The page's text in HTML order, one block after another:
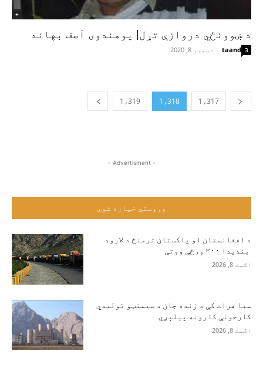
+
د ښوونځي دروازې تړل| پوهندوی آصف بهاند
taand
- دسمبر 8, 2020 3
1،317 1،318 1،319
- Advertisment -
وروستي خپاره شوي
د افغانستان او پاکستان ترمنځ د لارود
بندېدا ۳۰۰ ورځې ووتې
اګست 8, 2026
سبا هرات کې د زنده جان د سیمنټو تولیدي
کارخونې کارونه پیلېږي
اګست 8, 2026